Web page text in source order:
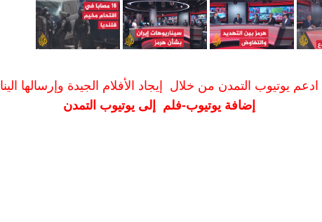
ادعم يوتيوب التمدن من خلال إيجاد الأفلام الجيدة وإرسالها الينا
إضافة يوتيوب-فلم إلى يوتيوب التمدن